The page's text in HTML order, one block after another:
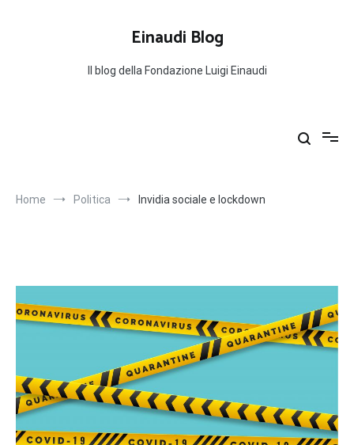
Einaudi Blog
Il blog della Fondazione Luigi Einaudi
Home Politica Invidia sociale e lockdown